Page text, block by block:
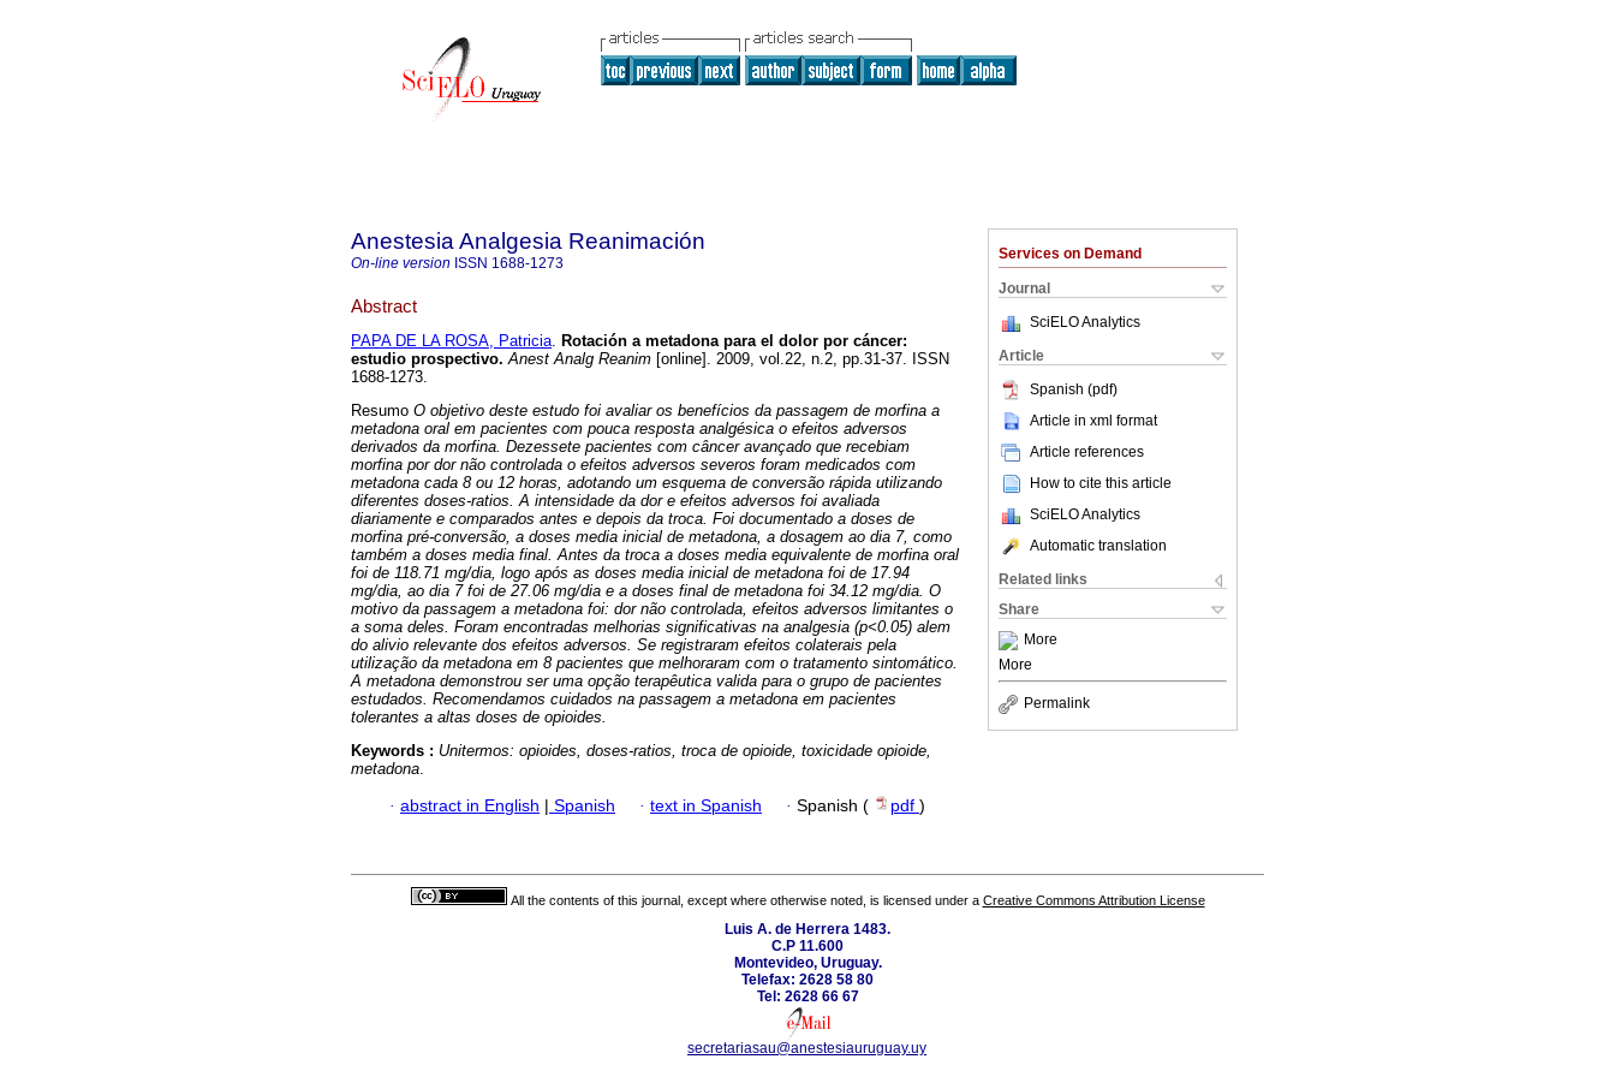
Services on Demand
Journal
SciELO Analytics
Article
Spanish (pdf)
Article in xml format
Article references
How to cite this article
SciELO Analytics
Automatic translation
Related links
Share
More
More
Permalink
Anestesia Analgesia Reanimación
On-line version ISSN 1688-1273
Abstract
PAPA DE LA ROSA, Patricia. Rotación a metadona para el dolor por cáncer:
estudio prospectivo. Anest Analg Reanim [online]. 2009, vol.22, n.2, pp.31-37. ISSN
1688-1273.
Resumo O objetivo deste estudo foi avaliar os benefícios da passagem de morfina a
metadona oral em pacientes com pouca resposta analgésica o efeitos adversos
derivados da morfina. Dezessete pacientes com câncer avançado que recebiam
morfina por dor não controlada o efeitos adversos severos foram medicados com
metadona cada 8 ou 12 horas, adotando um esquema de conversão rápida utilizando
diferentes doses-ratios. A intensidade da dor e efeitos adversos foi avaliada
diariamente e comparados antes e depois da troca. Foi documentado a doses de
morfina pré-conversão, a doses media inicial de metadona, a dosagem ao dia 7, como
também a doses media final. Antes da troca a doses media equivalente de morfina oral
foi de 118.71 mg/dia, logo após as doses media inicial de metadona foi de 17.94
mg/dia, ao dia 7 foi de 27.06 mg/dia e a doses final de metadona foi 34.12 mg/dia. O
motivo da passagem a metadona foi: dor não controlada, efeitos adversos limitantes o
a soma deles. Foram encontradas melhorias significativas na analgesia (p<0.05) alem
do alivio relevante dos efeitos adversos. Se registraram efeitos colaterais pela
utilização da metadona em 8 pacientes que melhoraram com o tratamento sintomático.
A metadona demonstrou ser uma opção terapêutica valida para o grupo de pacientes
estudados. Recomendamos cuidados na passagem a metadona em pacientes
tolerantes a altas doses de opioides.
Keywords : Unitermos: opioides, doses-ratios, troca de opioide, toxicidade opioide,
metadona.
· abstract in English | Spanish · text in Spanish · Spanish ( pdf )
All the contents of this journal, except where otherwise noted, is licensed under a Creative Commons Attribution License
Luis A. de Herrera 1483.
C.P 11.600
Montevideo, Uruguay.
Telefax: 2628 58 80
Tel: 2628 66 67
secretariasau@anestesiauruguay.uy